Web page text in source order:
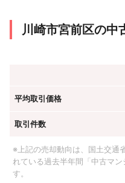
川崎市宮前区の中
平均取引価格
取引件数
※上記の売却動向は、国土交通
れている過去半年間「中古マ
す。